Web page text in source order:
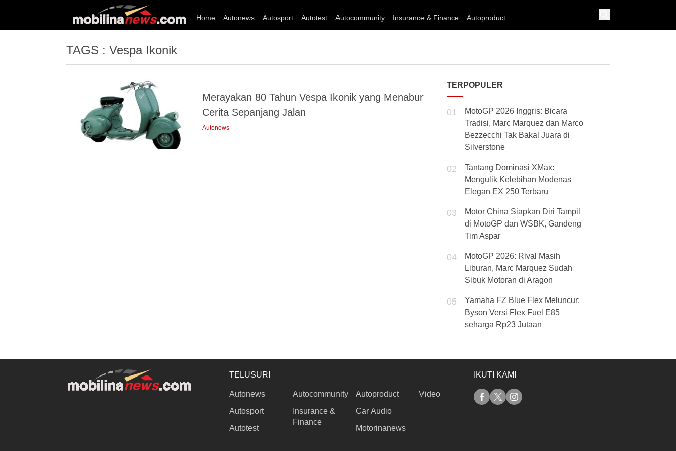
Home Autonews Autosport Autotest Autocommunity Insurance & Finance Autoproduct
TAGS : Vespa Ikonik
Merayakan 80 Tahun Vespa Ikonik yang Menabur
Cerita Sepanjang Jalan
Autonews
TERPOPULER
01
MotoGP 2026 Inggris: Bicara
Tradisi, Marc Marquez dan Marco
Bezzecchi Tak Bakal Juara di
Silverstone
02
Tantang Dominasi XMax:
Mengulik Kelebihan Modenas
Elegan EX 250 Terbaru
03
Motor China Siapkan Diri Tampil
di MotoGP dan WSBK, Gandeng
Tim Aspar
04
MotoGP 2026: Rival Masih
Liburan, Marc Marquez Sudah
Sibuk Motoran di Aragon
05
Yamaha FZ Blue Flex Meluncur:
Byson Versi Flex Fuel E85
seharga Rp23 Jutaan
TELUSURI
Autonews
Autosport
Autotest
Autocommunity
Insurance &
Finance
Autoproduct
Car Audio
Motorinanews
Video
IKUTI KAMI